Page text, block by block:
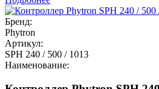
Бренд:
Phytron
Артикул:
SPH 240 / 500 / 1013
Наименование: